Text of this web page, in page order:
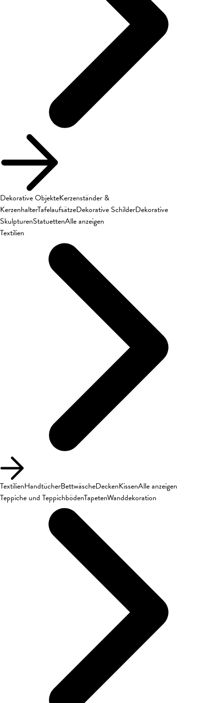
Dekorative ObjekteKerzenständer &
KerzenhalterTafelaufsätzeDekorative SchilderDekorative
SkulpturenStatuettenAlle anzeigen
Textilien
TextilienHandtücherBettwäscheDeckenKissenAlle anzeigen
Teppiche und TeppichbödenTapetenWanddekoration